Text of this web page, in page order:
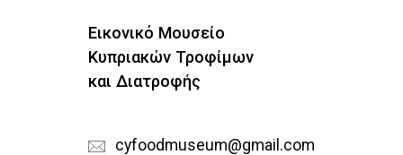
Εικονικό Μουσείο
Κυπριακών Τροφίμων
και Διατροφής
cyfoodmuseum@gmail.com